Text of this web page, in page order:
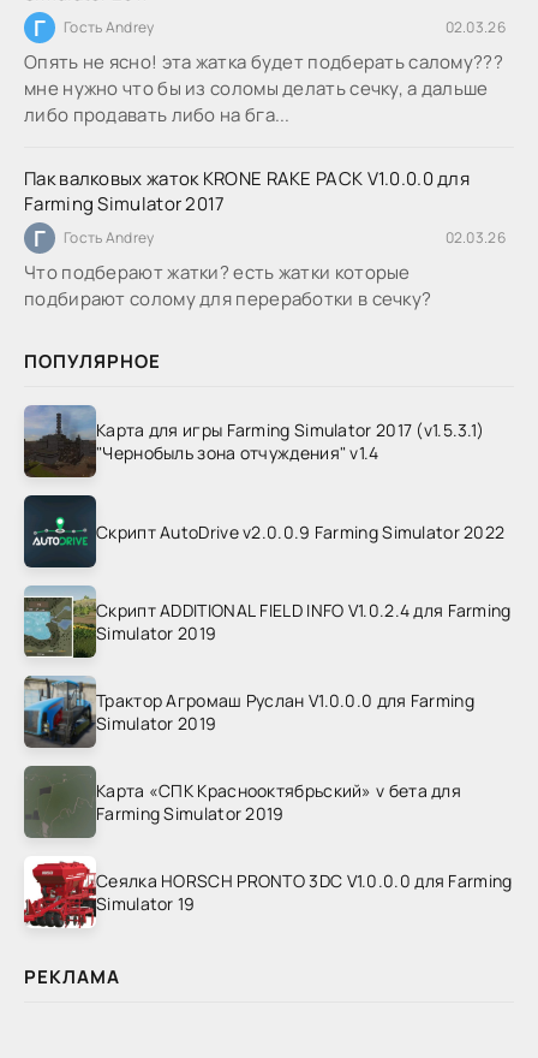
Г Гость Andrey 02.03.26
Опять не ясно! эта жатка будет подберать салому???
мне нужно что бы из соломы делать сечку, а дальше
либо продавать либо на бга...
Пак валковых жаток KRONE RAKE PACK V1.0.0.0 для
Farming Simulator 2017
Г Гость Andrey 02.03.26
Что подберают жатки? есть жатки которые
подбирают солому для переработки в сечку?
ПОПУЛЯРНОЕ
Карта для игры Farming Simulator 2017 (v1.5.3.1)
"Чернобыль зона отчуждения" v1.4
Скрипт AutoDrive v2.0.0.9 Farming Simulator 2022
Скрипт ADDITIONAL FIELD INFO V1.0.2.4 для Farming
Simulator 2019
Трактор Агромаш Руслан V1.0.0.0 для Farming
Simulator 2019
Карта «СПК Краснооктябрьский» v бета для
Farming Simulator 2019
Сеялка HORSCH PRONTO 3DC V1.0.0.0 для Farming
Simulator 19
РЕКЛАМА